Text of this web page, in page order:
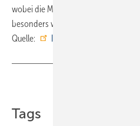
wobei die Mischung aus Information
besonders wertvoll hervorgehoben
Quelle:
Tags